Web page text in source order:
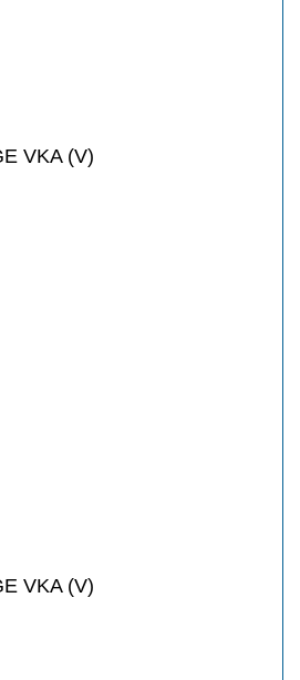
VKA (V)
VKA (V)